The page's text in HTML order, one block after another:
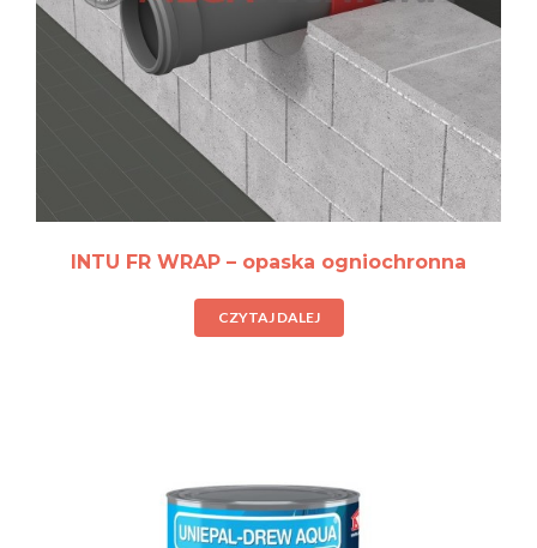
INTU FR WRAP – opaska ogniochronna
CZYTAJ DALEJ